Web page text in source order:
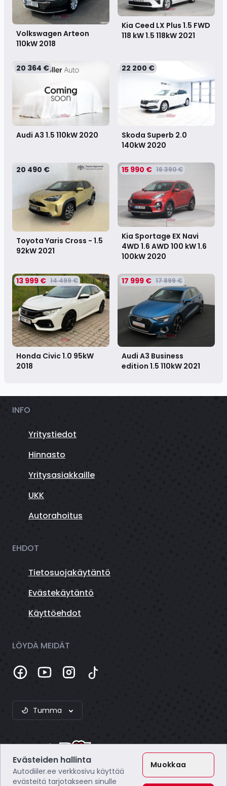
Volkswagen Arteon
110kW 2018
Kia Ceed LX Plus 1.5 FWD
118 kW 1.5 118kW 2021
20 364 €
Audi A3 1.5 110kW 2020
22 200 €
Skoda Superb 2.0
140kW 2020
20 490 €
Toyota Yaris Cross - 1.5
92kW 2021
15 990 € 16 390 €
Kia Sportage EX Navi
4WD 1.6 AWD 100 kW 1.6
100kW 2020
13 999 € 14 499 €
Honda Civic 1.0 95kW
2018
17 999 € 17 899 €
Audi A3 Business
edition 1.5 110kW 2021
INFO
Yritystiedot
Hinnasto
Yritysasiakkaille
UKK
Autorahoitus
EHDOT
Tietosuojakäytäntö
Evästekäytäntö
Käyttöehdot
LÖYDÄ MEIDÄT
Tumma
Webzero OÜ
Evästeiden hallinta
Autodiiler.ee verkkosivu käyttää
evästeitä tarjotakseen sinulle
Muokkaa